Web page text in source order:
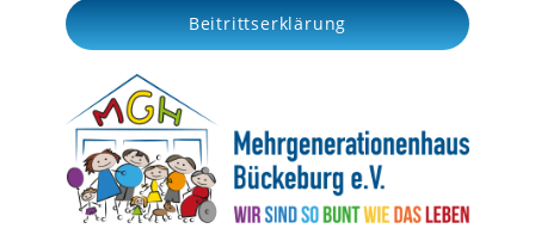
h
Beitrittserklärung